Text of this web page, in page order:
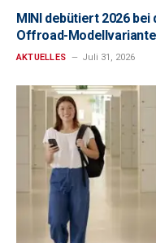
MINI debütiert 2026
Offroad-
AKTUELLES Juli 31, 2026